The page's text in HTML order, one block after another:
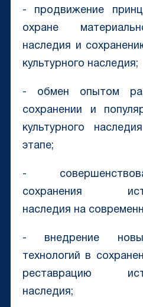
- продвижение
охране
наследия и
культурного наследия;
- обмен опытом
сохранении и
культурного
этапе;
-
сохранения
наследия на
- внедрение
технологий в
реставрацию
наследия;